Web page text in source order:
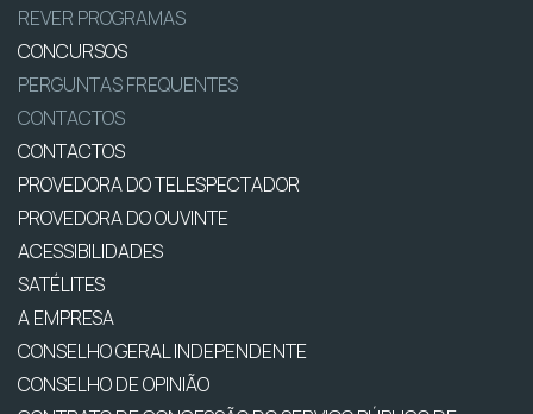
REVER PROGRAMAS
CONCURSOS
PERGUNTAS FREQUENTES
CONTACTOS
CONTACTOS
PROVEDORA DO TELESPECTADOR
PROVEDORA DO OUVINTE
ACESSIBILIDADES
SATÉLITES
A EMPRESA
CONSELHO GERAL INDEPENDENTE
CONSELHO DE OPINIÃO